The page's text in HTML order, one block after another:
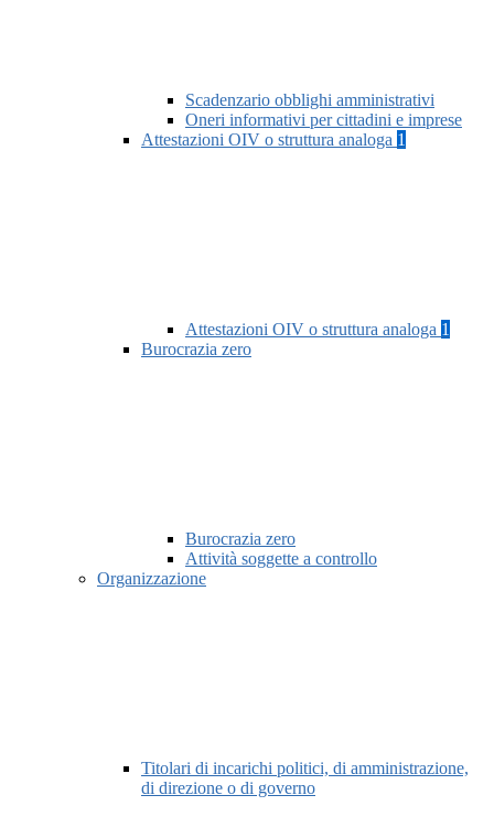
Scadenzario obblighi amministrativi
Oneri informativi per cittadini e imprese
Attestazioni OIV o struttura analoga 1
Attestazioni OIV o struttura analoga 1
Burocrazia zero
Burocrazia zero
Attività soggette a controllo
Organizzazione
Titolari di incarichi politici, di amministrazione,
di direzione o di governo